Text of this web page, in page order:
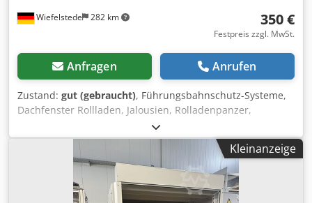
Wiefelstede 282 km 350 €
Festpreis zzgl. MwSt.
Anfragen Anrufen
Zustand: gut (gebraucht), Führungsbahnschutz-Systeme,
Dachfenster Rollladen, Jalousien, Rolladenpanzer,
Rolladenmotor, Rohrmotor -Eitec: Rolladen Alu zur
Abdeckung von Werkzeugen, Aufnahmen -Länge: 1860 mm
-Breite: 745 mm -Abmessung Kasten: 815/385/H310 mm -
Eigengewicht: 60 kg Dcsdoflvk Aspfx Ad Nsk
Kleinanzeige